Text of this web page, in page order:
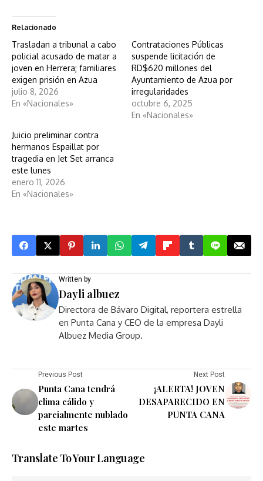
Relacionado
Trasladan a tribunal a cabo
policial acusado de matar a
joven en Herrera; familiares
exigen prisión en Azua
julio 8, 2026
En «Nacionales»
Contrataciones Públicas
suspende licitación de
RD$620 millones del
Ayuntamiento de Azua por
irregularidades
octubre 6, 2025
En «Nacionales»
Juicio preliminar contra
hermanos Espaillat por
tragedia en Jet Set arranca
este lunes
enero 11, 2026
En «Nacionales»
Written by
Dayli albuez
Directora de Bávaro Digital, reportera estrella
en Punta Cana y CEO de la empresa Dayli
Albuez Media Group.
Previous Post
Punta Cana tendrá
clima cálido y
parcialmente nublado
este martes
Next Post
¡ALERTA! JOVEN
DESAPARECIDO EN
PUNTA CANA
Translate To Your Language